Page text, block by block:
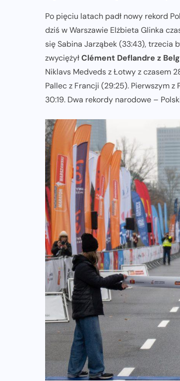
Po pięciu latach padł nowy rekord
dziś w Warszawie Elżbieta Glinka
się Sabina Jarząbek (33:43), trzecia
zwyciężyłClément Deflandre z
Niklavs Medveds z Łotwy z czasem
Pallec z Francji (29:25). Pierwszym z
30:19. Dwa rekordy narodowe –